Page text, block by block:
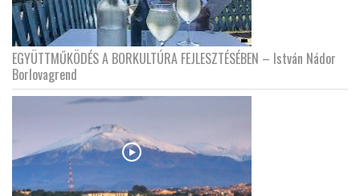
EGYÜTTMŰKÖDÉS A BORKULTÚRA FEJLESZTÉSÉBEN – István Nádor
Borlovagrend